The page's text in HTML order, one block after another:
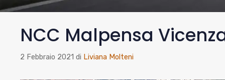
NCC Malpensa
2 Febbraio 2021 di Liviana Molteni